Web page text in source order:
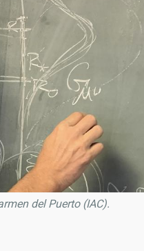
del Puerto (IAC).